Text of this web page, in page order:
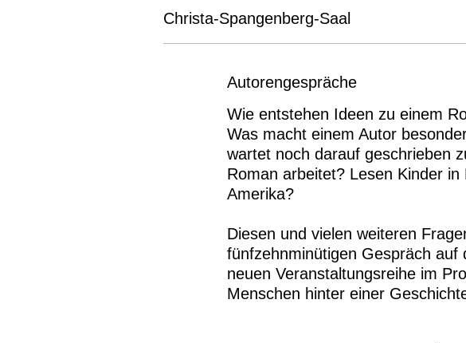
Christa-Spangenberg-Saal
Autorengespräche
Wie entstehen Ideen zu einem
Was macht einem Autor
wartet noch darauf geschrieben
Roman arbeitet? Lesen Kinder
Amerika?
Diesen und vielen weiteren
fünfzehnminütigen Gespräch auf
neuen Veranstaltungsreihe im
Menschen hinter einer